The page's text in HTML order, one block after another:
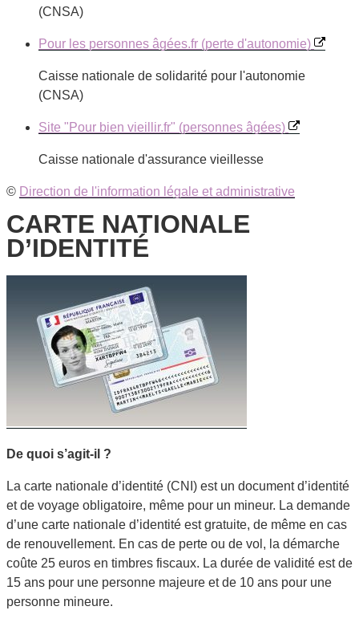
(CNSA)
Pour les personnes âgées.fr (perte d'autonomie)
Caisse nationale de solidarité pour l'autonomie
(CNSA)
Site "Pour bien vieillir.fr" (personnes âgées)
Caisse nationale d'assurance vieillesse
© Direction de l'information légale et administrative
CARTE NATIONALE
D’IDENTITÉ
De quoi s’agit-il ?
La carte nationale d’identité (CNI) est un document d’identité
et de voyage obligatoire, même pour un mineur. La demande
d’une carte nationale d’identité est gratuite, de même en cas
de renouvellement. En cas de perte ou de vol, la démarche
coûte 25 euros en timbres fiscaux. La durée de validité est de
15 ans pour une personne majeure et de 10 ans pour une
personne mineure.